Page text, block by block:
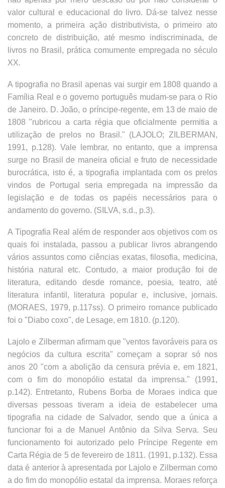
valor cultural e educacional do livro. Dá-se talvez nesse
momento, a primeira ação distributivista, o primeiro ato
concreto de distribuição, até mesmo indiscriminada, de
livros no Brasil, prática comumente empregada no século
XX.
A tipografia no Brasil apenas vai surgir em 1808 quando a
Família Real e o governo português mudam-se para o Rio
de Janeiro. D. João, o príncipe-regente, em 13 de maio de
1808 "rubricou a carta régia que oficialmente permitia a
utilização de prelos no Brasil." (LAJOLO; ZILBERMAN,
1991, p.128). Vale lembrar, no entanto, que a imprensa
surge no Brasil de maneira oficial e fruto de necessidade
burocrática, isto é, a tipografia implantada com os prelos
vindos de Portugal seria empregada na impressão da
legislação e de todas os papéis necessários para o
andamento do governo. (SILVA, s.d., p.3).
A Tipografia Real além de responder aos objetivos com os
quais foi instalada, passou a publicar livros abrangendo
vários assuntos como ciências exatas, filosofia, medicina,
história natural etc. Contudo, a maior produção foi de
literatura, editando desde romance, poesia, teatro, até
literatura infantil, literatura popular e, inclusive, jornais.
(MORAES, 1979, p.117ss). O primeiro romance publicado
foi o "Diabo coxo", de Lesage, em 1810. (p.120).
Lajolo e Zilberman afirmam que "ventos favoráveis para os
negócios da cultura escrita" começam a soprar só nos
anos 20 "com a abolição da censura prévia e, em 1821,
com o fim do monopólio estatal da imprensa." (1991,
p.142). Entretanto, Rubens Borba de Moraes indica que
diversas pessoas tiveram a ideia de estabelecer uma
tipografia na cidade de Salvador, sendo que a única a
funcionar foi a de Manuel Antônio da Silva Serva. Seu
funcionamento foi autorizado pelo Príncipe Regente em
Carta Régia de 5 de fevereiro de 1811. (1991, p.132). Essa
data é anterior à apresentada por Lajolo e Zilberman como
a do fim do monopólio estatal da imprensa. Moraes reforça